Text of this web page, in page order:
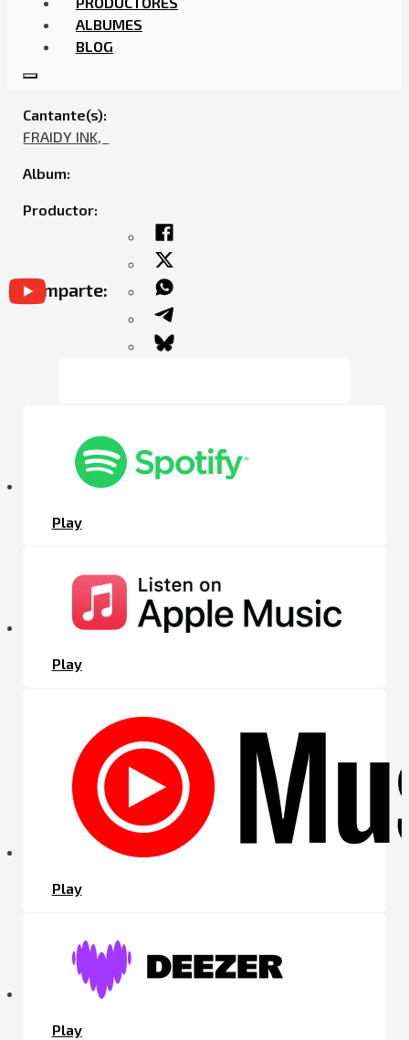
ALBUMES
BLOG
FRAIDY INK – STEPHEN CURRY, JOHN GOTTI
Cantante(s):
FRAIDY INK,ㅤㅤ
Album:
Productor:
Comparte:
Play
Play
Play
Play